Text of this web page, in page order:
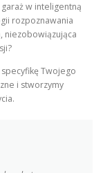
w inteligentną
rozpoznawania
niezobowiązująca
Twojego
i stworzymy